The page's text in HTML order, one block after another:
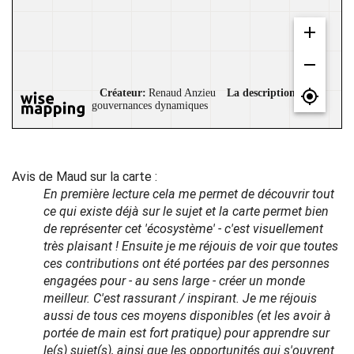
Avis de Maud sur la carte :
En première lecture cela me permet de découvrir tout
ce qui existe déjà sur le sujet et la carte permet bien
de représenter cet 'écosystème' - c'est visuellement
très plaisant ! Ensuite je me réjouis de voir que toutes
ces contributions ont été portées par des personnes
engagées pour - au sens large - créer un monde
meilleur. C'est rassurant / inspirant. Je me réjouis
aussi de tous ces moyens disponibles (et les avoir à
portée de main est fort pratique) pour apprendre sur
le(s) sujet(s), ainsi que les opportunités qui s'ouvrent